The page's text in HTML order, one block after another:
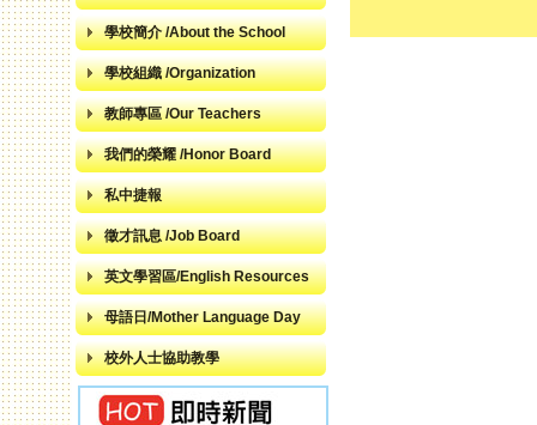
學校簡介 /About the School
學校組織 /Organization
教師專區 /Our Teachers
我們的榮耀 /Honor Board
私中捷報
徵才訊息 /Job Board
英文學習區/English Resources
母語日/Mother Language Day
校外人士協助教學